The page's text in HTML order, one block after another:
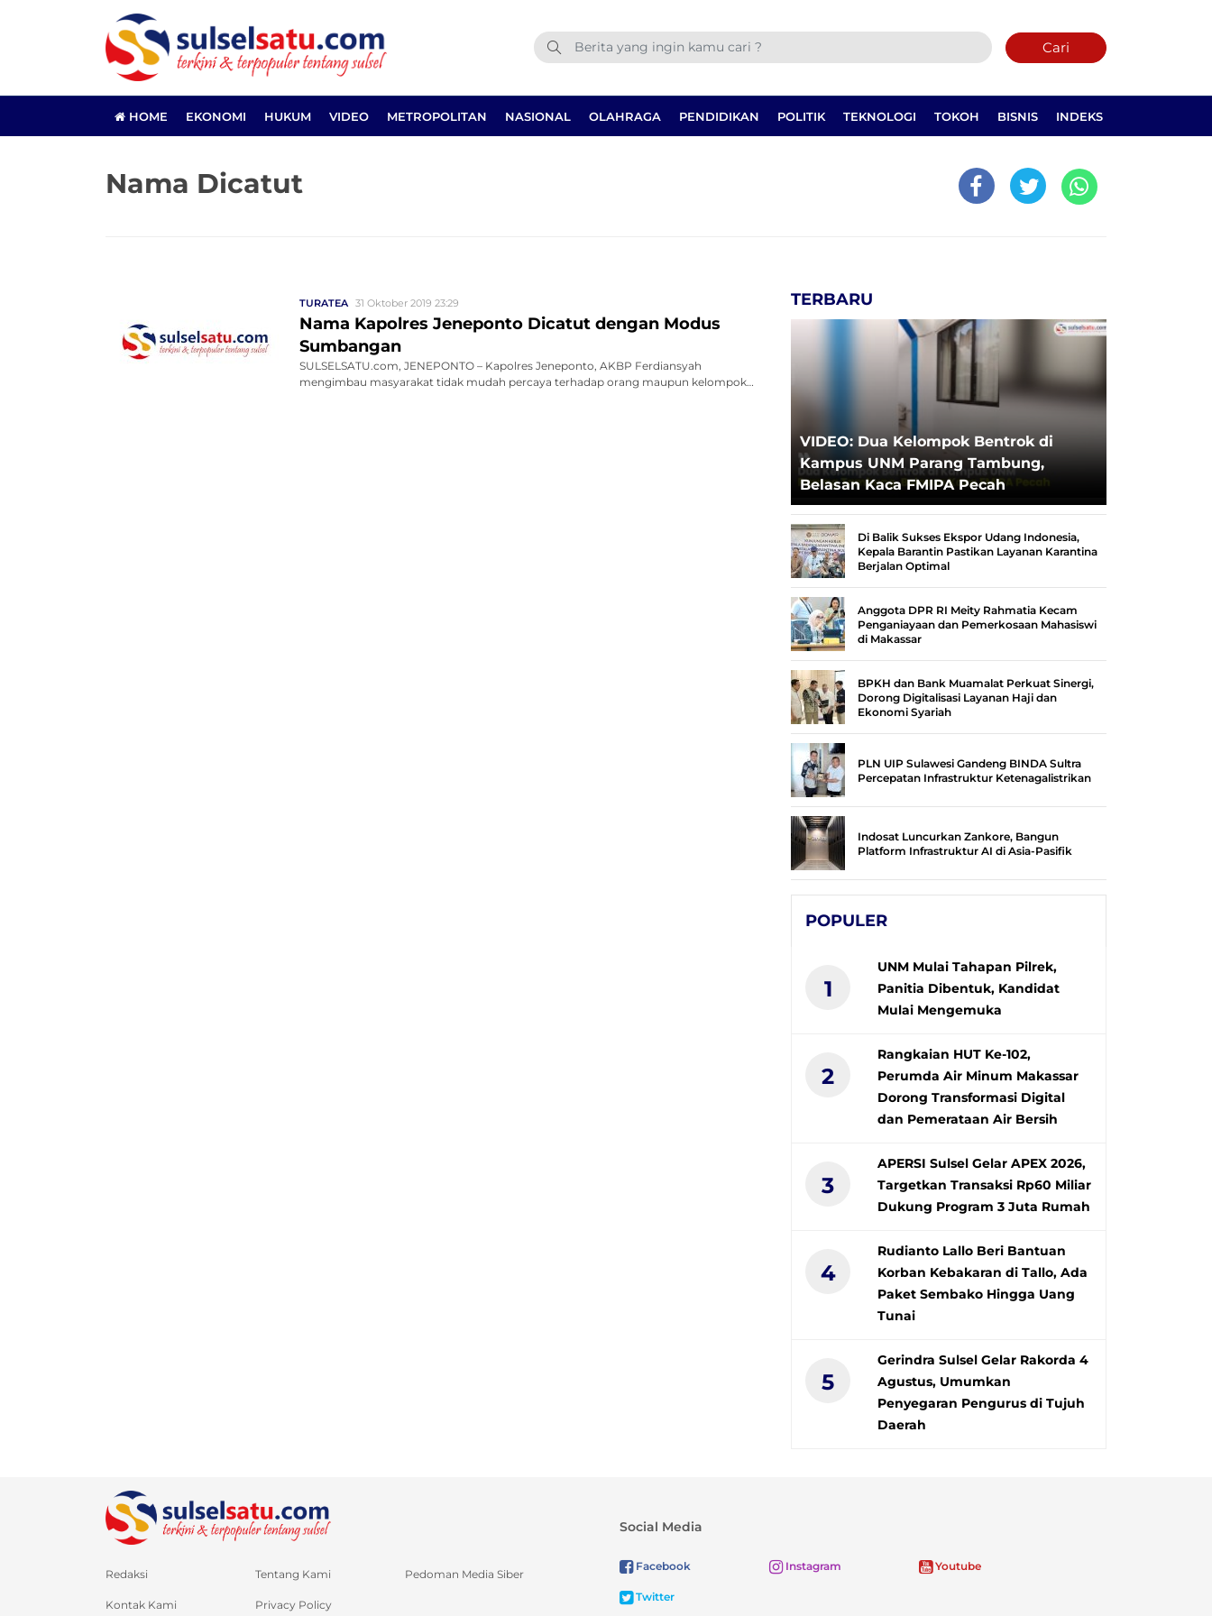
Cari
HOME EKONOMI HUKUM VIDEO METROPOLITAN NASIONAL OLAHRAGA PENDIDIKAN POLITIK TEKNOLOGI TOKOH BISNIS INDEKS
Nama Dicatut
TURATEA 31 Oktober 2019 23:29
Nama Kapolres Jeneponto Dicatut dengan Modus
Sumbangan
SULSELSATU.com, JENEPONTO – Kapolres Jeneponto, AKBP Ferdiansyah
mengimbau masyarakat tidak mudah percaya terhadap orang maupun kelompok
TERBARU
VIDEO: Dua Kelompok Bentrok di
Kampus UNM Parang Tambung,
Belasan Kaca FMIPA Pecah
Di Balik Sukses Ekspor Udang Indonesia,
Kepala Barantin Pastikan Layanan Karantina
Berjalan Optimal
Anggota DPR RI Meity Rahmatia Kecam
Penganiayaan dan Pemerkosaan Mahasiswi
di Makassar
BPKH dan Bank Muamalat Perkuat Sinergi,
Dorong Digitalisasi Layanan Haji dan
Ekonomi Syariah
PLN UIP Sulawesi Gandeng BINDA Sultra
Percepatan Infrastruktur Ketenagalistrikan
Indosat Luncurkan Zankore, Bangun
Platform Infrastruktur AI di Asia-Pasifik
POPULER
1
UNM Mulai Tahapan Pilrek,
Panitia Dibentuk, Kandidat
Mulai Mengemuka
2
Rangkaian HUT Ke-102,
Perumda Air Minum Makassar
Dorong Transformasi Digital
dan Pemerataan Air Bersih
3
APERSI Sulsel Gelar APEX 2026,
Targetkan Transaksi Rp60 Miliar
Dukung Program 3 Juta Rumah
4
Rudianto Lallo Beri Bantuan
Korban Kebakaran di Tallo, Ada
Paket Sembako Hingga Uang
Tunai
5
Gerindra Sulsel Gelar Rakorda 4
Agustus, Umumkan
Penyegaran Pengurus di Tujuh
Daerah
Redaksi Tentang Kami Pedoman Media Siber
Kontak Kami Privacy Policy
Social Media
Facebook Instagram Youtube
Twitter